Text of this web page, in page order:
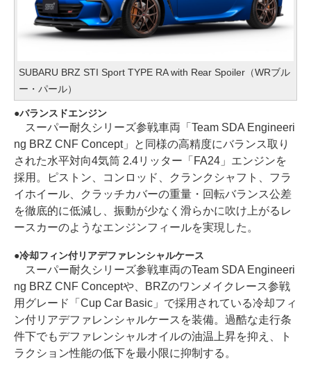
SUBARU BRZ STI Sport TYPE RA with Rear Spoiler（WRブル
ー・パール）
バランスドエンジン
スーパー耐久シリーズ参戦車両「Team SDA Engineeri
ng BRZ CNF Concept」と同様の高精度にバランス取り
された水平対向4気筒 2.4リッター「FA24」エンジンを
採用。ピストン、コンロッド、クランクシャフト、フラ
イホイール、クラッチカバーの重量・回転バランス公差
を徹底的に低減し、振動が少なく滑らかに吹け上がるレ
ースカーのようなエンジンフィールを実現した。
冷却フィン付リアデファレンシャルケース
スーパー耐久シリーズ参戦車両のTeam SDA Engineeri
ng BRZ CNF Conceptや、BRZのワンメイクレース参戦
用グレード「Cup Car Basic」で採用されている冷却フィ
ン付リアデファレンシャルケースを装備。過酷な走行条
件下でもデファレンシャルオイルの油温上昇を抑え、ト
ラクション性能の低下を最小限に抑制する。